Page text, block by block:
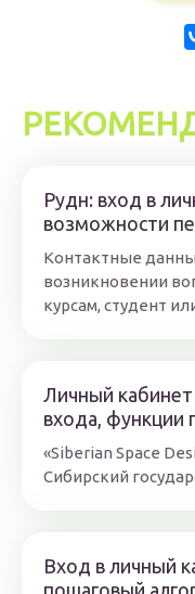
Рудн: вход в
возможности
Контактные
возникновении
курсам, студент
Личный кабинет
входа, функции
«Siberian Space
Сибирский
Вход в личный